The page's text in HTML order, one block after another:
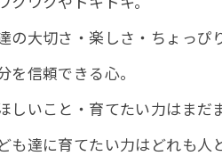
の大切さ・楽しさ・ちょっぴ
を信頼できる心。
しいこと・育てたい力はまだ
も達に育てたい力はどれも人